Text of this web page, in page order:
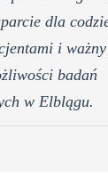
dla
i
badań
w Elblągu.